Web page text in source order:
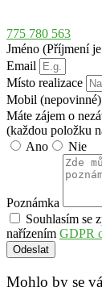
775 780 563
Jméno (Příjmení
Email
Místo realizace
Mobil (nepovinné)
Máte zájem o
(každou položku
Ano
Nie
Poznámka
Souhlasím se
nařízením GDPR
Odeslat
Mohlo by se